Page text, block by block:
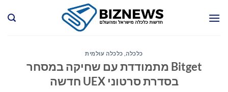
כלכלה, כלכלה עולמית
Bitget מתמודדת עם שחיקה במסחר
בסדרת סרטוני UEX חדשה